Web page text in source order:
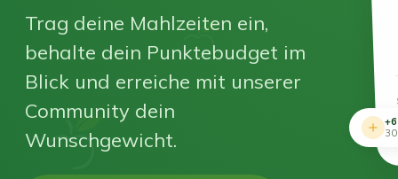
Trag deine Mahlzeiten ein,
behalte dein Punktebudget im
Blick und erreiche mit unserer
Community dein
Wunschgewicht.